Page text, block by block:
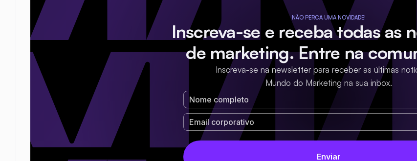
NÃO PERCA UMA NOVIDADE!
Inscreva-se e receba todas as
de marketing. Entre na
Inscreva-se na newsletter para receber as últimas
Mundo do Marketing na sua inbox.